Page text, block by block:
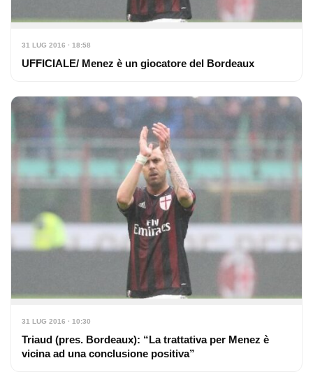
31 LUG 2016 · 18:58
UFFICIALE/ Menez è un giocatore del Bordeaux
31 LUG 2016 · 10:30
Triaud (pres. Bordeaux): “La trattativa per Menez è
vicina ad una conclusione positiva”